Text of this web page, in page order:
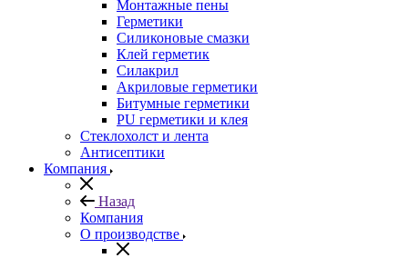
Монтажные пены
Герметики
Силиконовые смазки
Клей герметик
Силакрил
Акриловые герметики
Битумные герметики
PU герметики и клея
Стеклохолст и лента
Антисептики
Компания
Назад
Компания
О производстве